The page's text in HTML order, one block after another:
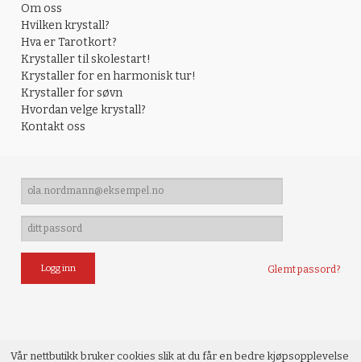
Om oss
Hvilken krystall?
Hva er Tarotkort?
Krystaller til skolestart!
Krystaller for en harmonisk tur!
Krystaller for søvn
Hvordan velge krystall?
Kontakt oss
Glemt passord?
Vår nettbutikk bruker cookies slik at du får en bedre kjøpsopplevelse